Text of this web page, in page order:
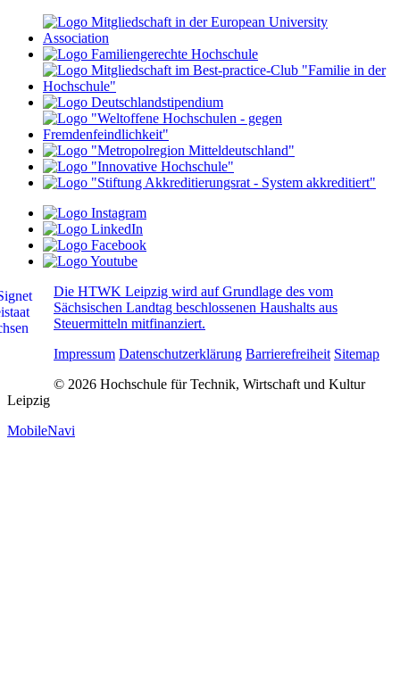
Die HTWK Leipzig wird auf Grundlage des vom
Sächsischen Landtag beschlossenen Haushalts aus
Steuermitteln mitfinanziert.
Impressum Datenschutzerklärung Barrierefreiheit Sitemap
© 2026 Hochschule für Technik, Wirtschaft und Kultur
Leipzig
MobileNavi